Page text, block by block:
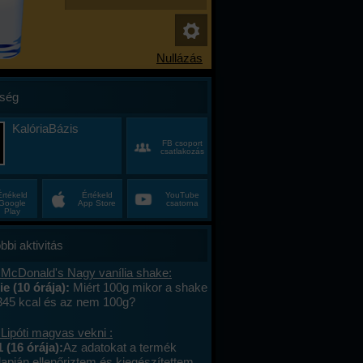
KalóriaBázis
FB csoport
csatlakozás
Play
Értékeld
App Store
YouTube
csatorna
aktivitás
Nagy vanília shake:
(10 órája): Miért 100g mikor a shake
kcal és az nem 100g?
magvas vekni :
(16 órája):Az adatokat a termék